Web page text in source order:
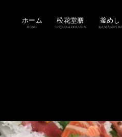
ホーム
HOME
松花堂膳
SHOUKADOUZEN
釜めし
KAMAMESHI